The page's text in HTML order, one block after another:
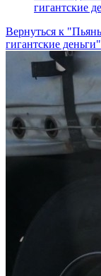
гигантские
Вернуться к
гигантские деньги"